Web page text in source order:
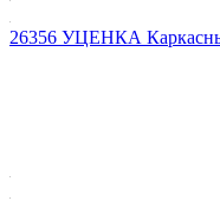
26356 УЦЕНКА